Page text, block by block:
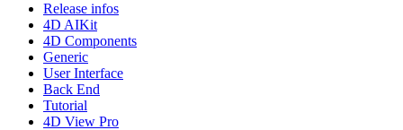
Release infos
4D AIKit
4D Components
Generic
User Interface
Back End
Tutorial
4D View Pro